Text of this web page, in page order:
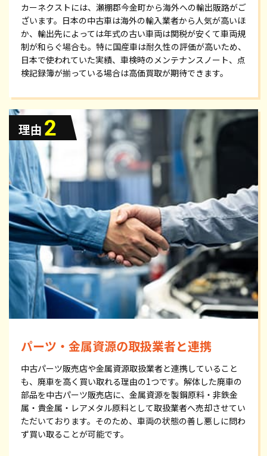
カーネクストには、瀬棚郡今金町から海外への輸出販路がご
ざいます。日本の中古車は海外の輸入業者から人気が高いほ
か、輸出先によっては年式の古い車両は関税が安くて車両規
制が和らぐ場合も。特に国産車は耐久性の評価が高いため、
日本で使われていた実績、車検時のメンテナンスノート、点
検記録簿が揃っている場合は高価買取が期待できます。
パーツ・金属資源の取扱業者と連携
中古パーツ販売店や金属資源取扱業者と連携していること
も、廃車を高く買い取れる理由の1つです。解体した廃車の
部品を中古パーツ販売店に、金属資源を製鋼原料・非鉄金
属・貴金属・レアメタル原料として取扱業者へ売却させてい
ただいております。そのため、車両の状態の善し悪しに問わ
ず買い取ることが可能です。